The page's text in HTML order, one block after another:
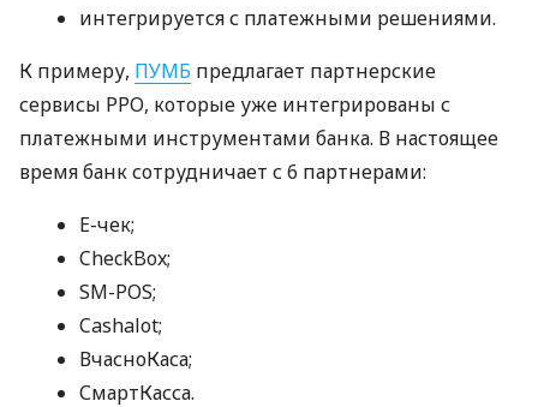
интегрируется с платежными решениями.
К примеру, ПУМБ предлагает партнерские
сервисы РРО, которые уже интегрированы с
платежными инструментами банка. В настоящее
время банк сотрудничает с 6 партнерами:
E-чек;
CheckBox;
SM-POS;
Cashalot;
ВчасноКаса;
СмартКасса.